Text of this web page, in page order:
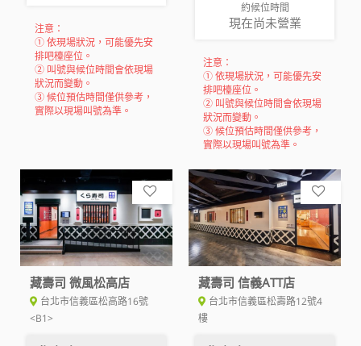
注意：
① 依現場狀況，可能優先安
排吧檯座位。
② 叫號與候位時間會依現場
狀況而變動。
③ 候位預估時間僅供參考，
實際以現場叫號為準。
約候位時間
現在尚未營業
注意：
① 依現場狀況，可能優先安
排吧檯座位。
② 叫號與候位時間會依現場
狀況而變動。
③ 候位預估時間僅供參考，
實際以現場叫號為準。
藏壽司 微風松高店
台北市信義區松高路16號
<B1>
藏壽司 信義ATT店
台北市信義區松壽路12號4
樓